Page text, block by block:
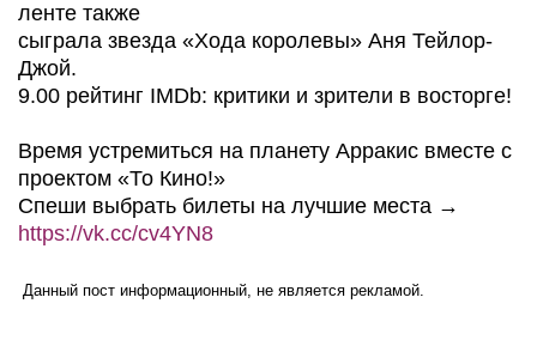
ленте также
сыграла звезда «Хода королевы» Аня Тейлор-
Джой.
9.00 рейтинг IMDb: критики и зрители в восторге!
Время устремиться на планету Арракис вместе с
проектом «То Кино!»
Спеши выбрать билеты на лучшие места →
https://vk.cc/cv4YN8
Данный пост информационный, не является рекламой.